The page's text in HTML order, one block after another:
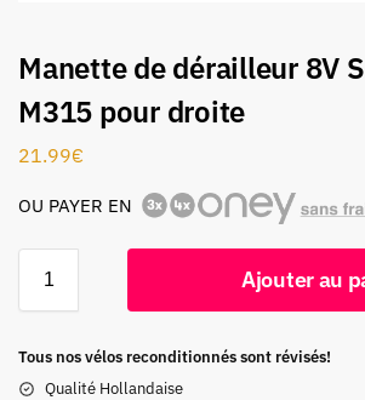
Manette de dérailleur 8V
M315 pour droite
21.99€
OU PAYER EN
Ajouter au
Tous nos vélos reconditionnés sont révisés!
Qualité Hollandaise